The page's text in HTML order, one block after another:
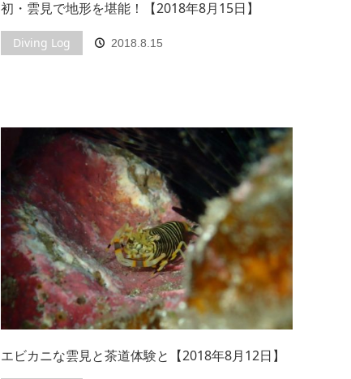
初・雲見で地形を堪能！【2018年8月15日】
Diving Log 2018.8.15
エビカニな雲見と茶道体験と【2018年8月12日】